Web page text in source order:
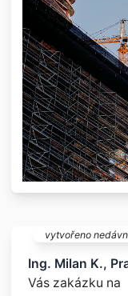
vytvořeno
Ing. Milan K.,
Vás zakázku na